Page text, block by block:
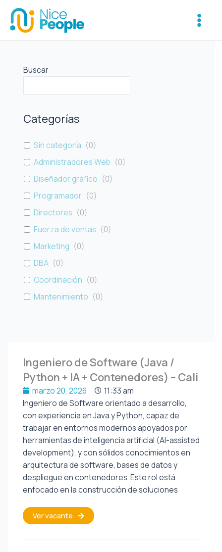
contenido
Menu
Buscar
Categorías
Sin categoría (0)
Administradores Web (0)
Diseñador gráfico (0)
Programador (0)
Directores (0)
Fuerza de ventas (0)
Marketing (0)
DBA (0)
Coordinación (0)
Mantenimiento (0)
Ingeniero de Software (Java /
Python + IA + Contenedores) – Cali
marzo 20, 2026
11:33 am
Ingeniero de Software orientado a desarrollo,
con experiencia en Java y Python, capaz de
trabajar en entornos modernos apoyados por
herramientas de inteligencia artificial (AI-assisted
development), y con sólidos conocimientos en
arquitectura de software, bases de datos y
despliegue en contenedores. Este rol está
enfocado en la construcción de soluciones
Ver vacante